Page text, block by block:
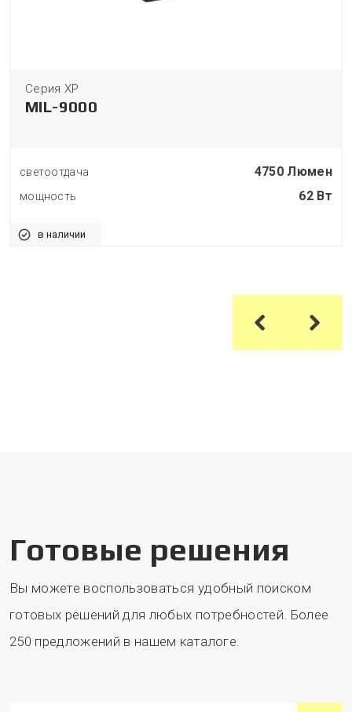
Серия XP
MIL-9000
светоотдача 4750 Люмен
мощность 62 Вт
в наличии
Готовые решения
Вы можете воспользоваться удобный поиском
готовых решений для любых потребностей. Более
250 предложений в нашем каталоге.